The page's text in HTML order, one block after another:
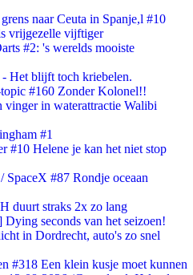
naar Ceuta in Spanje,l #10
vrijgezelle vijftiger
#2: 's werelds mooiste
Het blijft toch kriebelen.
#160 Zonder Kolonel!!
vinger in waterattractie Walibi
#1
#10 Helene je kan het niet stop
SpaceX #87 Rondje oceaan
duurt straks 2x zo lang
seconds van het seizoen!
in Dordrecht, auto's zo snel
#318 Een klein kusje moet kunnen